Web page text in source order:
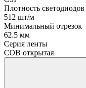
Плотность светодиодов
512 шт/м
Минимальный отрезок
62.5 мм
Серия ленты
COB открытая